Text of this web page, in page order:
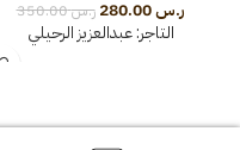
ر.س350.00 ر.س280.00
التاجر:عبدالعزيز الرحيلي